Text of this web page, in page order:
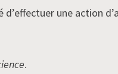
une action
.